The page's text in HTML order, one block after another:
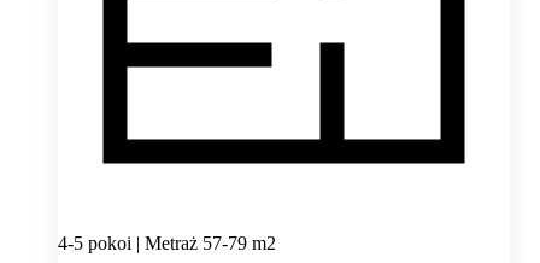
4-5 pokoi | Metraż 57-79 m2